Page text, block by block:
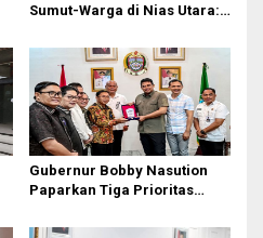
Sumut-Warga di Nias Utara:
Akhirnya Diperbaiki
Gubernur Bobby Nasution
Paparkan Tiga Prioritas
Nias